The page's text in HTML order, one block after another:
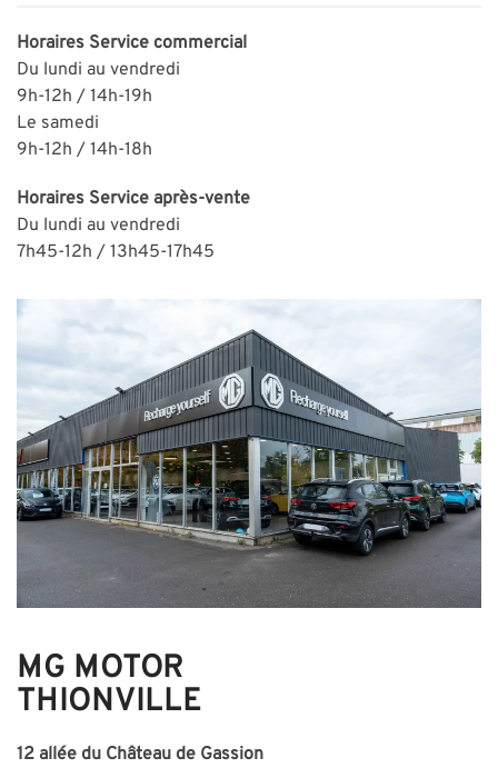
Horaires Service commercial
Du lundi au vendredi
9h-12h / 14h-19h
Le samedi
9h-12h / 14h-18h
Horaires Service après-vente
Du lundi au vendredi
7h45-12h / 13h45-17h45
MG MOTOR
THIONVILLE
12 allée du Château de Gassion